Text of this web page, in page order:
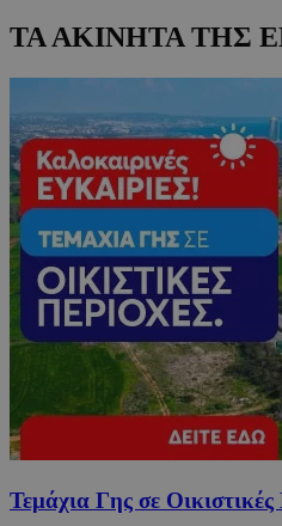
ΤΑ ΑΚΙΝΗΤΑ ΤΗΣ
Τεμάχια Γης σε Οικιστικές